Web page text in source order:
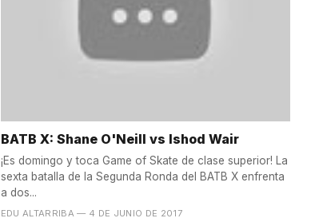
BATB X: Shane O'Neill vs Ishod Wair
¡Es domingo y toca Game of Skate de clase superior! La
sexta batalla de la Segunda Ronda del BATB X enfrenta
a dos...
EDU ALTARRIBA — 4 DE JUNIO DE 2017